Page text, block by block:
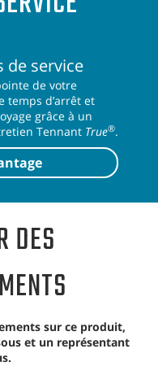
de service
de votre
temps d’arrêt et
grâce à un
Tennant True®.
DES
sur ce produit,
et un représentant